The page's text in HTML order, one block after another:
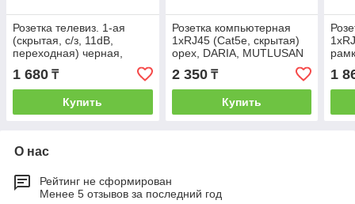
Розетка телевиз. 1-ая
(скрытая, с/з, 11dB,
переходная) черная,
DARIA, MUTLUSAN
1 680 ₸
Купить
Розетка компьютерная
1xRJ45 (Cat5e, скрытая)
орех, DARIA, MUTLUSAN
2 350₸
Купить
1
О нас
Рейтинг не сформирован
Менее 5 отзывов за последний год